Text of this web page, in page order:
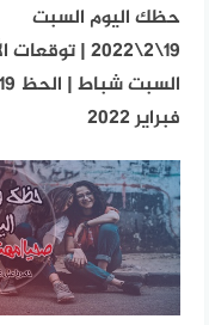
حظك اليوم السبت
19\2\2022 |
السبت شباط | الحظ 19
فبراير 2022